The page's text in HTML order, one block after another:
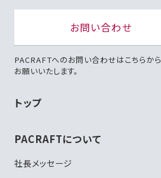
お問い合わせ
PACRAFTへのお問い合わせはこちらから
お願いいたします。
トップ
PACRAFTについて
社長メッセージ